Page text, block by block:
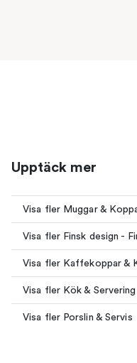
Upptäck mer
Visa fler Muggar &
Visa fler Finsk design -
Visa fler Kaffekoppar &
Visa fler Kök & Servering
Visa fler Porslin & Servis